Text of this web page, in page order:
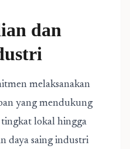
dan
melaksanakan
yang mendukung
lokal hingga
daya saing industri